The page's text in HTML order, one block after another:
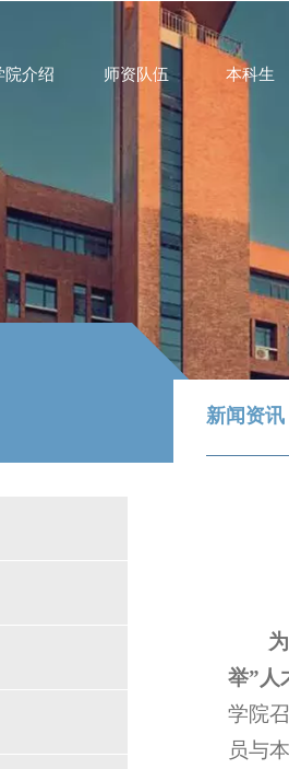
院介绍 师资队伍 本科生
新闻资讯
举”人
学院
员与